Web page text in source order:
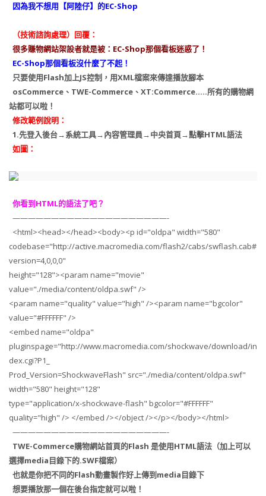
因為我不想用【阿陸仔】的EC-Shop
（技術諮詢處理）回覆：
很多賺物網站架設者就是被：EC-Shop那個看板迷惑了！
EC-Shop那個看板沒什麼了不起！
只要使用Flash加上JS控制，用XML檔案來傳達播放腳本
osCommerce、TWE-Commerce、XT:Commerce…..所有的購物網
站都可以啦！
修改範例說明：
1.先登入後台→系統工具→內容管理員→中央首頁→點擊HTML語法
如圖：
你看到HTML的語法了吧？
————————————————————-
<html><head></head><body><p id="oldpa" width="580"
codebase="http://active.macromedia.com/flash2/cabs/swflash.cab#
version=4,0,0,0"
height="128"><param name="movie"
value="./media/content/oldpa.swf" />
<param name="quality" value="high" /><param name="bgcolor"
value="#FFFFFF" />
<embed name="oldpa"
pluginspage="http://www.macromedia.com/shockwave/download/in
dex.cgi?P1_
Prod_Version=ShockwaveFlash" src="./media/content/oldpa.swf"
width="580" height="128"
type="application/x-shockwave-flash" bgcolor="#FFFFFF"
quality="high" /> </embed /></object /></p></body></html>
————————————————————-
TWE-Commerce購物網站首頁的Flash 是使用HTML語法（加上可以
選擇media目錄下的.SWF檔案）
也就是你把不同的Flash動畫製作好上傳到media目錄下
想要播放那一個在後台指定就可以啦！